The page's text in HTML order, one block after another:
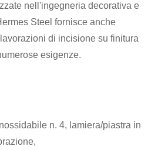
nell'ingegneria decorativa e
Steel fornisce anche
di incisione su finitura
esigenze.
n. 4, lamiera/piastra in